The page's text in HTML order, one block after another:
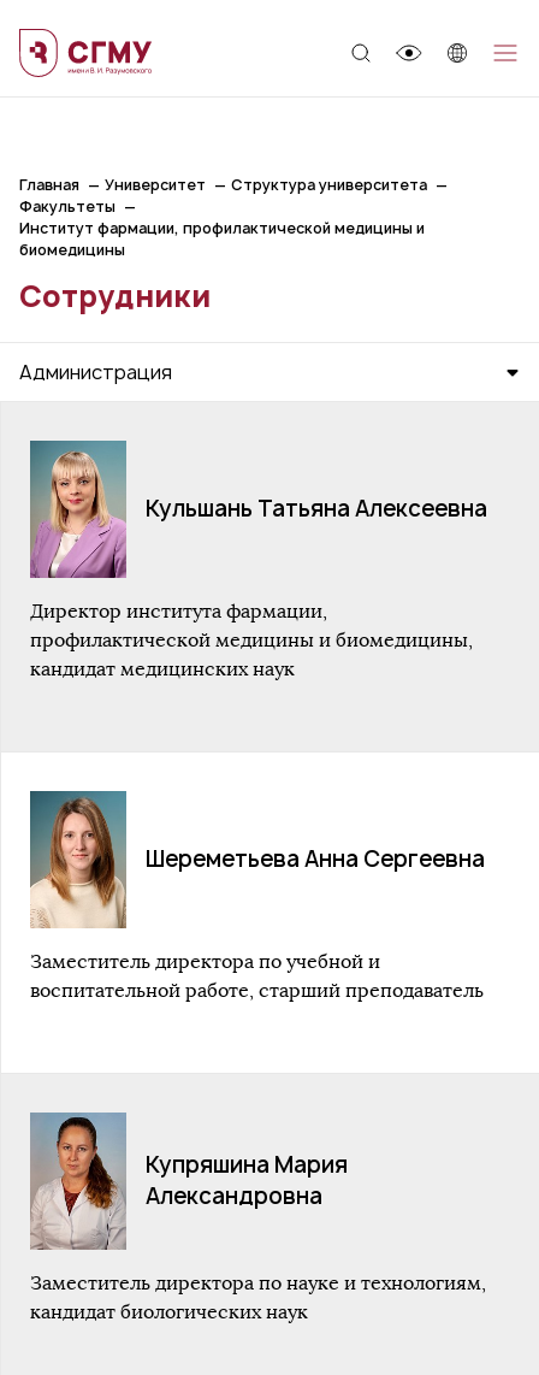
Главная Университет
Структура университета
Факультеты
Институт фармации, профилактической медицины и
биомедицины
Сотрудники
Администрация
Кульшань Татьяна Алексеевна
Директор института фармации,
профилактической медицины и биомедицины,
кандидат медицинских наук
Шереметьева Анна Сергеевна
Заместитель директора по учебной и
воспитательной работе, старший преподаватель
Купряшина Мария
Александровна
Заместитель директора по науке и технологиям,
кандидат биологических наук